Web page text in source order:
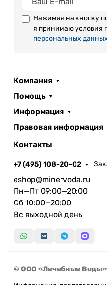
Природная
щелочности при
близкие аналоги не
Срок годности, мес.:
Условия хранения:
защищенном от прямых
при температуре от +5
температуре не более
крышкой.
Объем, л.:0,5
Наименование и место
принятие претензий
минеральную воду в
Нажимая на кнопку
я принимаю условия
персональных данных
Компания
Помощь
Информация
Правовая информация
Контакты
+7 (495) 108-20-02
eshop@minervoda.ru
Пн—Пт 09:00—20:00
Сб 10:00—20:00
Вс выходной день
© ООО «Лечебные